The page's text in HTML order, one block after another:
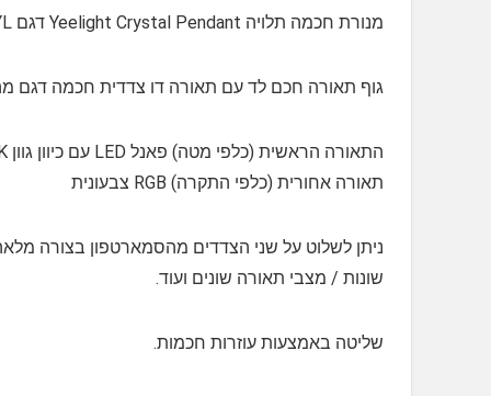
מנורת חכמה תלויה Yeelight Crystal Pendant דגם YLDL01YL מבית שיאומי – בחול נקראת גם דגם המטאור Meteorite
גוף תאורה חכם לד עם תאורה דו צדדית חכמה דגם
התאורה הראשית (כלפי מטה) פאנל LED עם כיוון גוון 2700K –6000K
תאורה אחורית (כלפי התקרה) RGB צבעונית
ניתן לשלוט על שני הצדדים מהסמארטפון בצורה
שונות / מצבי תאורה שונים ועוד.
שליטה באמצעות עוזרות חכמות.